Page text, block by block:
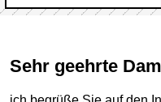
Sehr geehrte